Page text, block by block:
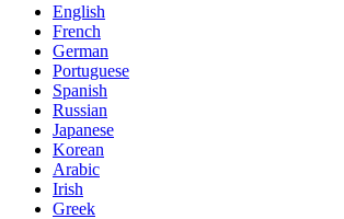
English
French
German
Portuguese
Spanish
Russian
Japanese
Korean
Arabic
Irish
Greek